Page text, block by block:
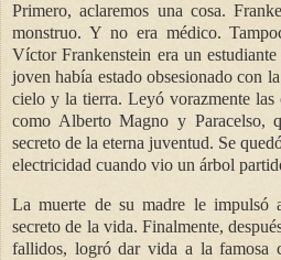
Primero, aclaremos una cosa.
monstruo. Y no era médico.
Víctor Frankenstein era un
joven había estado obsesionado con
cielo y la tierra. Leyó vorazmente las
como Alberto Magno y Paracelso,
secreto de la eterna juventud. Se
electricidad cuando vio un árbol
La muerte de su madre le impulsó
secreto de la vida. Finalmente,
fallidos, logró dar vida a la famosa